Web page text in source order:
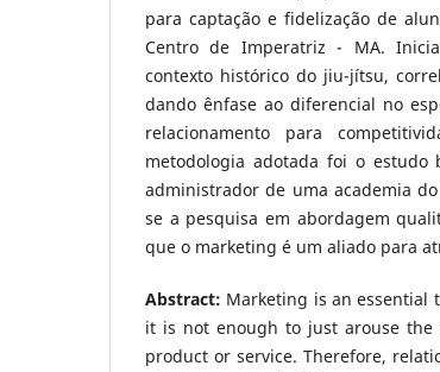
para captação e fidelização de
Centro de Imperatriz - MA.
contexto histórico do jiu-jítsu,
dando ênfase ao diferencial no
relacionamento para
metodologia adotada foi o estudo
administrador de uma academia
se a pesquisa em abordagem
que o marketing é um aliado para
Abstract: Marketing is an essential
it is not enough to just arouse
product or service. Therefore,